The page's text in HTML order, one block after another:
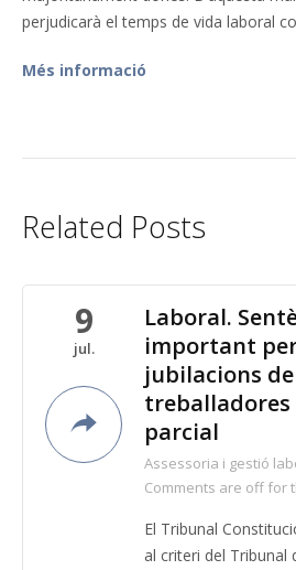
perjudicarà el temps de vida laboral
Més informació
Related Posts
9
jul.
Laboral.
important
jubilacions
treballadores
parcial
Assessoria i gestió
Comments are off for
El Tribunal
al criteri del Tribunal